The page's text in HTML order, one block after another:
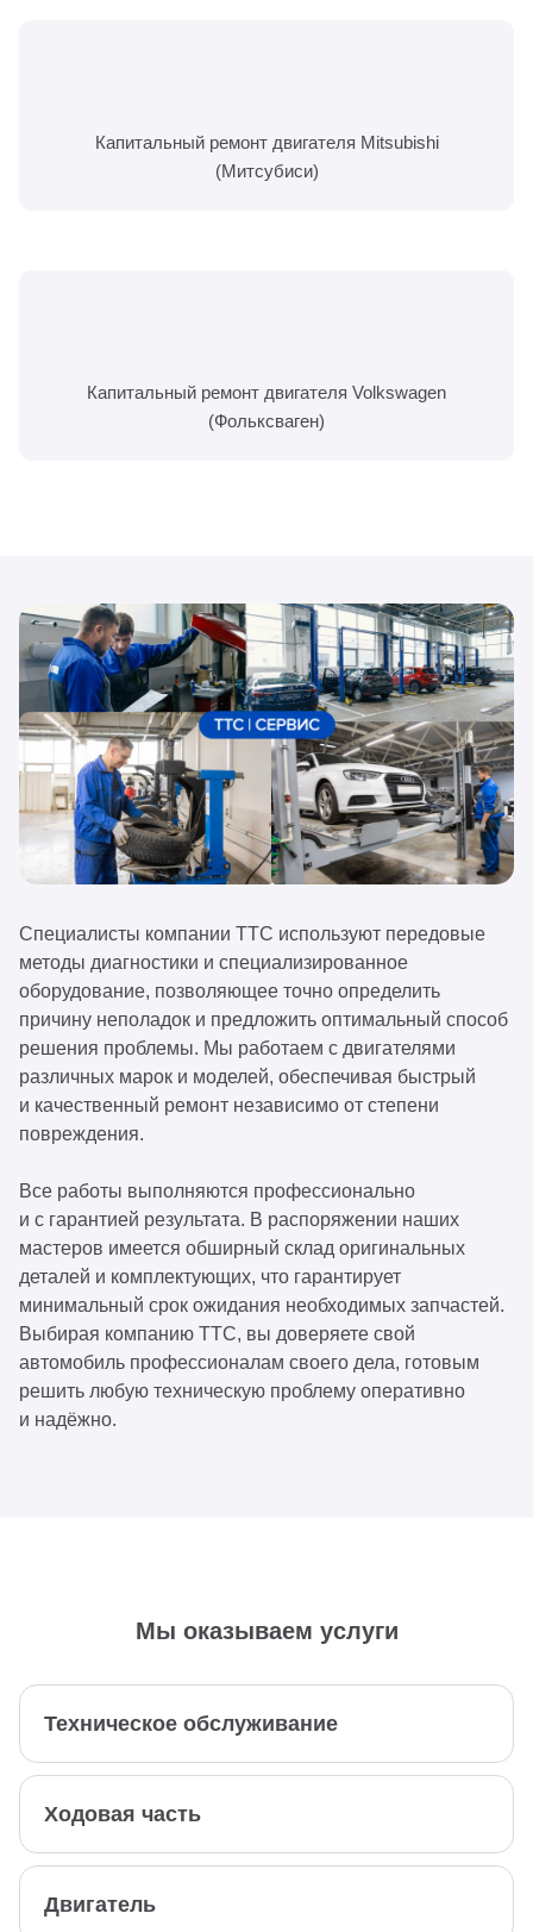
Капитальный ремонт двигателя Mitsubishi
(Митсубиси)
Капитальный ремонт двигателя Volkswagen
(Фольксваген)
Специалисты компании ТТС используют передовые
методы диагностики и специализированное
оборудование, позволяющее точно определить
причину неполадок и предложить оптимальный способ
решения проблемы. Мы работаем с двигателями
различных марок и моделей, обеспечивая быстрый
и качественный ремонт независимо от степени
повреждения.
Все работы выполняются профессионально
и с гарантией результата. В распоряжении наших
мастеров имеется обширный склад оригинальных
деталей и комплектующих, что гарантирует
минимальный срок ожидания необходимых запчастей.
Выбирая компанию ТТС, вы доверяете свой
автомобиль профессионалам своего дела, готовым
решить любую техническую проблему оперативно
и надёжно.
Мы оказываем услуги
Техническое обслуживание
Ходовая часть
Двигатель